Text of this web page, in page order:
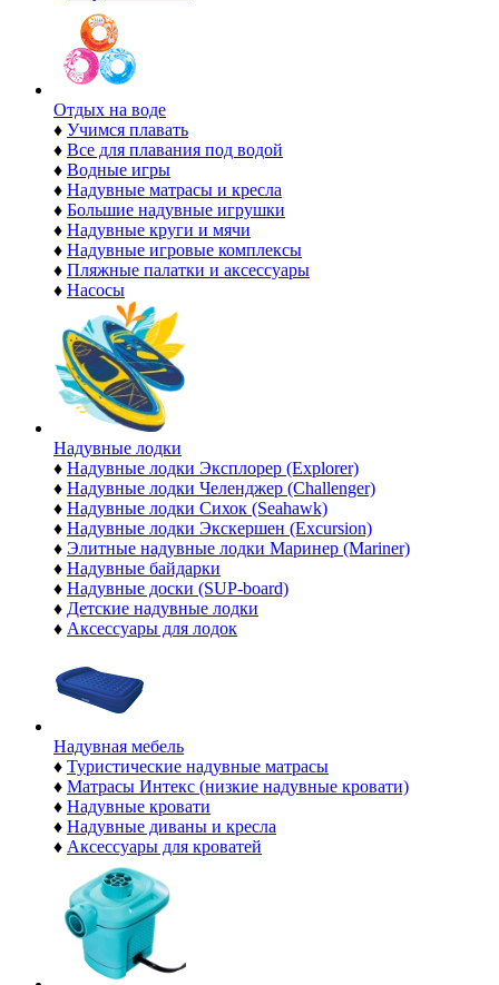
Отдых на воде
♦ Учимся плавать
♦ Все для плавания под водой
♦ Водные игры
♦ Надувные матрасы и кресла
♦ Большие надувные игрушки
♦ Надувные круги и мячи
♦ Надувные игровые комплексы
♦ Пляжные палатки и аксессуары
♦ Насосы
Надувные лодки
♦ Надувные лодки Эксплорер (Explorer)
♦ Надувные лодки Челенджер (Challenger)
♦ Надувные лодки Сихок (Seahawk)
♦ Надувные лодки Экскершен (Excursion)
♦ Элитные надувные лодки Маринер (Mariner)
♦ Надувные байдарки
♦ Надувные доски (SUP-board)
♦ Детские надувные лодки
♦ Аксессуары для лодок
Надувная мебель
♦ Туристические надувные матрасы
♦ Матрасы Интекс (низкие надувные кровати)
♦ Надувные кровати
♦ Надувные диваны и кресла
♦ Аксессуары для кроватей